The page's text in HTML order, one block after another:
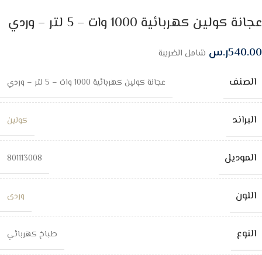
عجانة كولين كهربائية 1000 وات – 5 لتر – وردي
540.00ر.س شامل الضريبة
الصنف عجانة كولين كهربائية 1000 وات – 5 لتر – وردي
البراند كولين
الموديل 801113008
اللون وردى
النوع طباخ كهربائي